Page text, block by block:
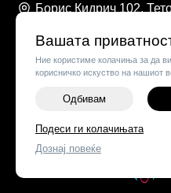
Вашата
Ние користиме колачиња за да
корисничко искуство на нашиот
Одбивам
Подеси ги колачињата
Дознај повеќе
Борис Кидрич 102,
©2026
Поставки за